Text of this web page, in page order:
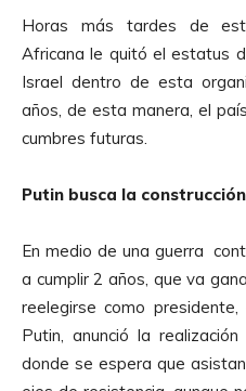
Horas más tardes de
Africana le quitó el estatus
Israel dentro de esta
años, de esta manera, el
cumbres futuras.
Putin busca la
En medio de una guerra
a cumplir 2 años, que va
reelegirse como
Putin, anunció la
donde se espera que